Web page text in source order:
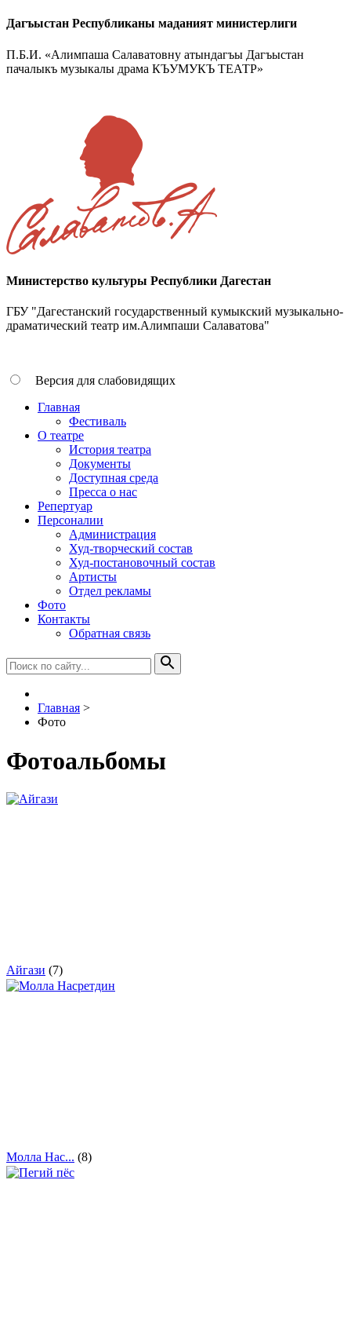
Дагъыстан Республиканы маданият министерлиги
П.Б.И. «Алимпаша Салаватовну атындагъы Дагъыстан
пачалыкъ музыкалы драма КЪУМУКЪ ТЕАТР»
Министерство культуры Республики Дагестан
ГБУ "Дагестанский государственный кумыкский музыкально-
драматический театр им.Алимпаши Салаватова"
Версия для слабовидящих
Главная
Фестиваль
О театре
История театра
Документы
Доступная среда
Пресса о нас
Репертуар
Персоналии
Администрация
Худ-творческий состав
Худ-постановочный состав
Артисты
Отдел рекламы
Фото
Контакты
Обратная связь
Главная >
Фото
Фотоальбомы
Айгази (7)
Молла Нас... (8)